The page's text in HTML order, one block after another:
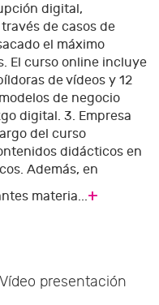
digital,
de casos de
el máximo
El curso online incluye
de vídeos y 12
de negocio
digital. 3. Empresa
del curso
didácticos en
Además, en
materia...+
Vídeo presentación